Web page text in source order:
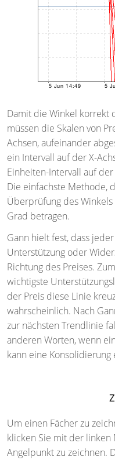
Damit die Winkel korrekt
müssen die Skalen von
Achsen, aufeinander
ein Intervall auf der X-
Einheiten-Intervall auf
Die einfachste Methode,
Überprüfung des
Grad betragen.
Gann hielt fest, dass
Unterstützung oder
Richtung des Preises.
wichtigste
der Preis diese Linie
wahrscheinlich. Nach
zur nächsten Trendlinie
anderen Worten, wenn
kann eine
Um einen Fächer zu
klicken Sie mit der linken
Angelpunkt zu zeichnen.